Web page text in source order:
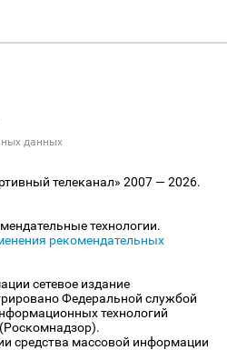
данных
телеканал» 2007 — 2026.
технологии.
рекомендательных
сетевое издание
Федеральной службой
технологий
средства массовой информации